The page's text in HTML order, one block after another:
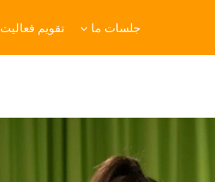
جلسات ما تقویم فعالیت